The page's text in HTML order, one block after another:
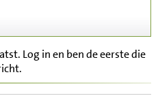
Log in en ben de eerste die